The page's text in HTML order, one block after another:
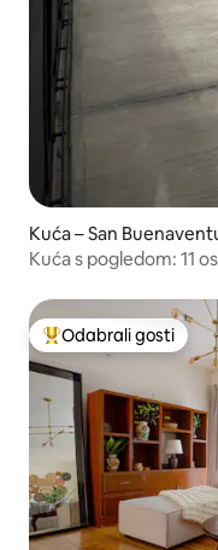
Kuća – San
Kuća s pogledom: 11
Među najviše
Odabrali gosti